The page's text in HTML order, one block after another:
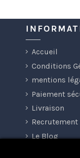
Accueil
Conditions
mentions
Paiement
Livraison
Recrutement
Le Blog